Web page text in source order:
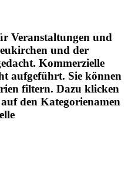
Veranstaltungen und
und der
Kommerzielle
aufgeführt. Sie können
filtern. Dazu klicken
den Kategorienamen